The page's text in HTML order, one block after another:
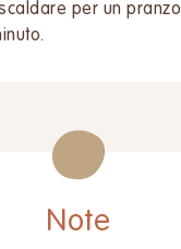
per un pranzo
Note